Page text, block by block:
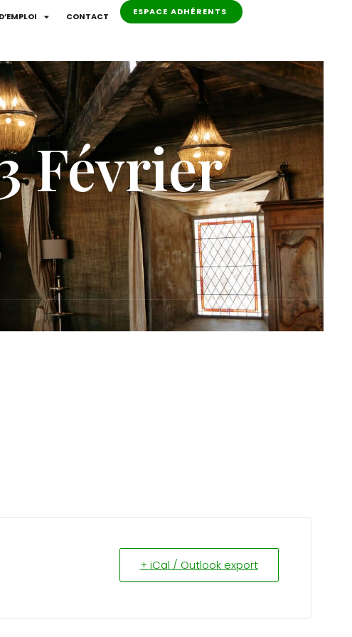
CONTACT ESPACE ADHÉRENTS
Février
+ iCal / Outlook export